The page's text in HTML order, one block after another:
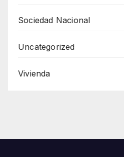
Sociedad Nacional
Uncategorized
Vivienda